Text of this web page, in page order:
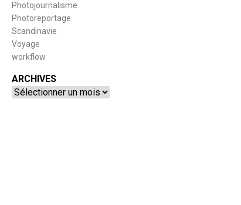
Photojournalisme
Photoreportage
Scandinavie
Voyage
workflow
ARCHIVES
Archives